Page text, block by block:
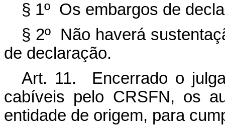
§ 1º Os embargos de
§ 2º Não haverá
de declaração.
Art. 11. Encerrado o
cabíveis pelo CRSFN, os
entidade de origem, para